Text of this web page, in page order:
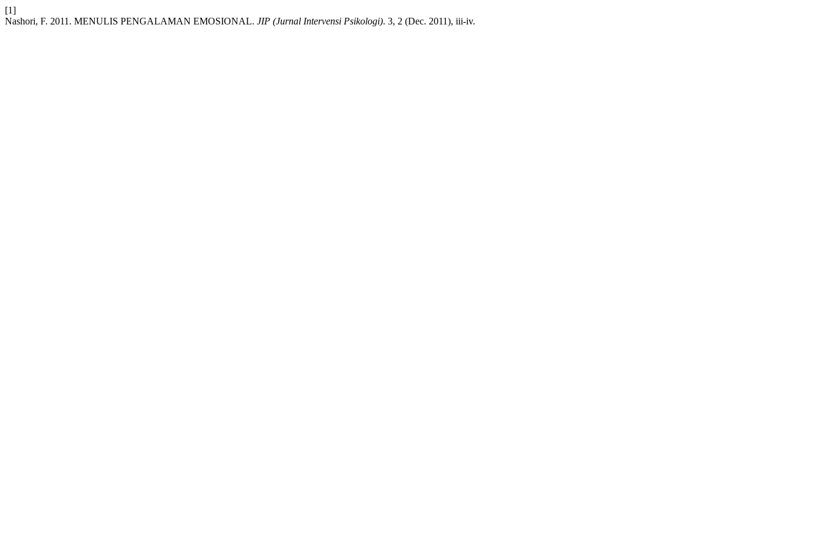
[1]
Nashori, F. 2011. MENULIS PENGALAMAN EMOSIONAL. JIP (Jurnal Intervensi Psikologi). 3, 2 (Dec. 2011), iii-iv.